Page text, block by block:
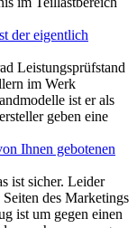
der eigentlich
Leistungsprüfstand
im Werk
ist er als
geben eine
Ihnen gebotenen
ist sicher. Leider
des Marketings
ist um gegen einen